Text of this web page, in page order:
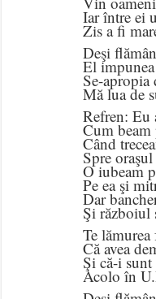
Iar între ei
Zis a fi
Deşi
El
Se-apropia
Mă lua de
Refren: Eu
Cum
Când
Spre
O iubeam
Pe ea şi
Dar
Şi războiul
Te lămurea
Că avea
Şi că-i sunt
Acolo în